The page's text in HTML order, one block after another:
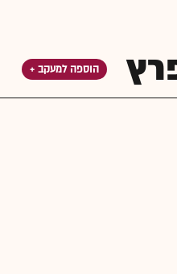
הוספה למעקב +